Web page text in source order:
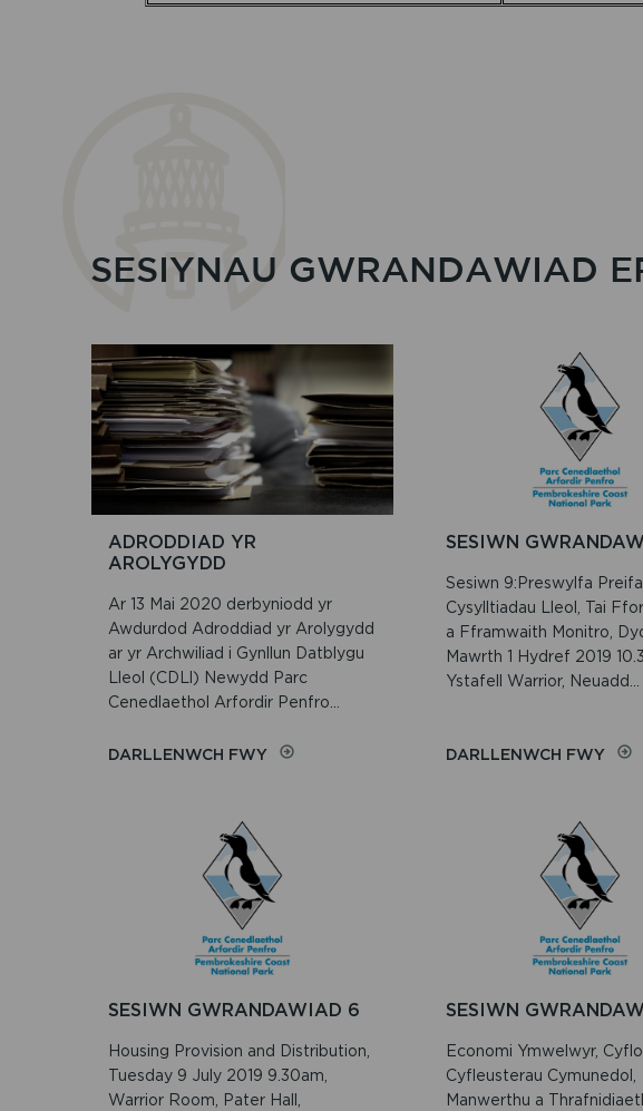
SESIYNAU GWRANDAWIAD
ADRODDIAD YR
AROLYGYDD
Ar 13 Mai 2020 derbyniodd yr
Awdurdod Adroddiad yr Arolygydd
ar yr Archwiliad i Gynllun Datblygu
Lleol (CDLl) Newydd Parc
Cenedlaethol Arfordir Penfro...
DARLLENWCH FWYON
SESIWN
Sesiwn 9:Preswylfa
Cysylltiadau Lleol, Tai
a Fframwaith Monitro,
Mawrth 1 Hydref 2019
Ystafell Warrior, Neuadd...
DARLLENWCH FWYON
SESIWN GWRANDAWIAD 6
Housing Provision and Distribution,
Tuesday 9 July 2019 9.30am,
Warrior Room, Pater Hall,
SESIWN
Economi Ymwelwyr,
Cyfleusterau Cymunedol,
Manwerthu a